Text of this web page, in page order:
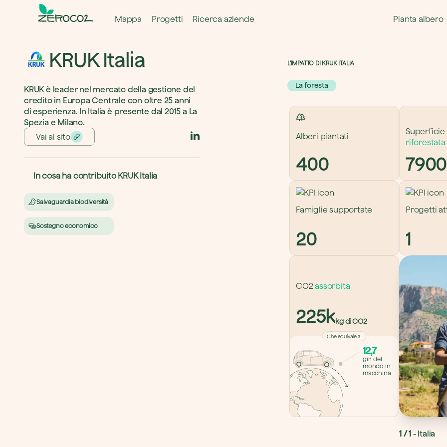
Mappa Progetti Ricerca aziende Pianta albero
KRUK Italia
KRUK è leader nel mercato della gestione del
credito in Europa Centrale con oltre 25 anni
di esperienza. In Italia è presente dal 2015 a La
Spezia e Milano.
Vai al sito
In cosa ha contribuito KRUK Italia
Salvaguardia biodiversità
Sostegno economico
L'IMPATTO DI KRUK ITALIA
La foresta
Alberi piantati
400
Superficie
riforestata
7900
Famiglie supportate
20
Progetti
1
CO2 assorbita
225kkg di CO2
Che equivale a:
12,7
giri del
mondo in
macchina
1 / 1 - Italia